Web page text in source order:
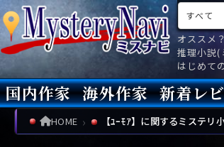
オススメ
推理小説(
はじめて
検索対象
国内作家
あ行 あ い う え
お
海外作家
ア行 ア イ ウ
新着レ
HOME 【ﾕｰﾓｱ】に関するミステリ